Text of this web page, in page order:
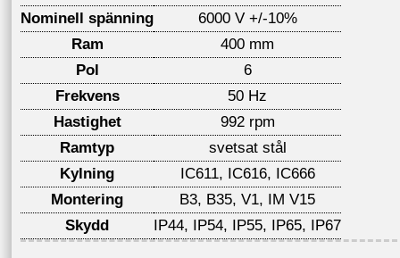
Nominell spänning
6000 V +/-10%
Ram
400 mm
Pol
6
Frekvens
50 Hz
Hastighet
992 rpm
Ramtyp
svetsat stål
Kylning
IC611, IC616, IC666
Montering
B3, B35, V1, IM V15
Skydd
IP44, IP54, IP55, IP65, IP67